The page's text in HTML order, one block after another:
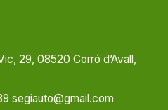
29, 08520 Corró d’Avall,
segiauto@gmail.com